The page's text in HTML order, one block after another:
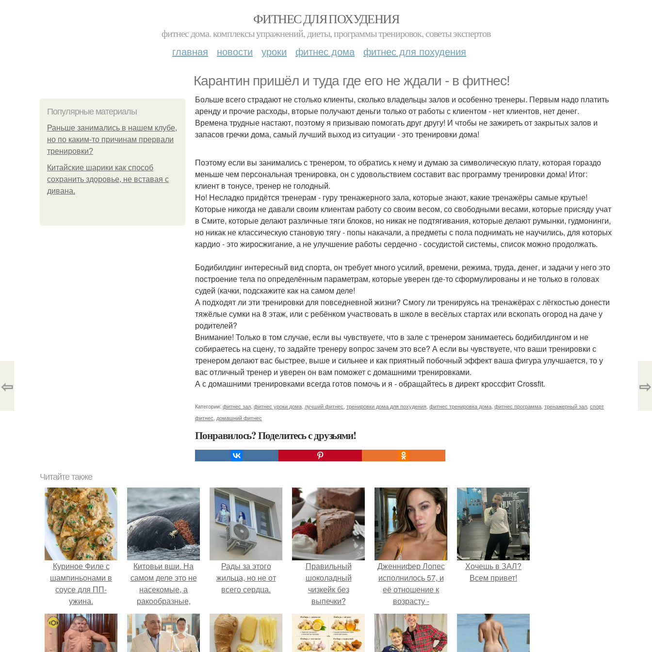
ФИТНЕС ДЛЯ ПОХУДЕНИЯ
фитнес дома. комплексы упражнений, диеты, программы тренировок, советы экспертов
главная новости уроки фитнес дома фитнес для похудения
Карантин пришёл и туда где его не ждали - в фитнес!
Популярные материалы
Раньше занимались в нашем клубе,
но по каким-то причинам прервали
тренировки?
Китайские шарики как способ
сохранить здоровье, не вставая с
дивана.
Больше всего страдают не столько клиенты, сколько владельцы залов и особенно тренеры. Первым надо платить
аренду и прочие расходы, вторые получают деньги только от работы с клиентом - нет клиентов, нет денег.
Времена трудные настают, поэтому я призываю помогать друг другу! И чтобы не зажиреть от закрытых залов и
запасов гречки дома, самый лучший выход из ситуации - это тренировки дома!
Поэтому если вы занимались с тренером, то обратись к нему и думаю за символическую плату, которая гораздо
меньше чем персональная тренировка, он с удовольствием составит вас программу тренировки дома! Итог:
клиент в тонусе, тренер не голодный.
Но! Несладко придётся тренерам - гуру тренажерного зала, которые знают, какие тренажёры самые крутые!
Которые никогда не давали своим клиентам работу со своим весом, со свободными весами, которые присяду учат
в Смите, которые делают различные тяги блоков, но никак не подтягивания, которые делают румынки, гудмонинги,
но никак не классическую становую тягу - попы накачали, а предметы с пола поднимать не научились, для которых
кардио - это жиросжигание, а не улучшение работы сердечно - сосудистой системы, список можно продолжать.
Бодибилдинг интересный вид спорта, он требует много усилий, времени, режима, труда, денег, и задачи у него это
построение тела по определённым параметрам, которые уверен где-то сформулированы и не только в головах
судей (качки, подскажите как на самом деле!
А подходят ли эти тренировки для повседневной жизни? Смогу ли тренируясь на тренажёрах с лёгкостью донести
тяжёлые сумки на 8 этаж, или с ребёнком участвовать в школе в весёлых стартах или вскопать огород на даче у
родителей?
Внимание! Только в том случае, если вы чувствуете, что в зале с тренером занимаетесь бодибилдингом и не
собираетесь на сцену, то задайте тренеру вопрос зачем это все? А если вы чувствуете, что ваши тренировки с
тренером делают вас быстрее, выше и сильнее и как приятный побочный эффект ваша фигура улучшается, то у
вас отличный тренер и уверен он вам поможет с домашними тренировками.
А с домашними тренировками всегда готов помочь и я - обращайтесь в директ кроссфит Crossfit.
Категории: фитнес зал фитнес уроки дома лучший фитнес тренировки дома для похудения фитнес тренировка дома фитнес программа тренажерный зал спорт
фитнес домашний фитнес
Понравилось? Поделитесь с друзьями!
⇦ ⇨
Читайте также
Куриное Филе с
шампиньонами в
соусе для ПП-
ужина.
Китовьи вши. На
самом деле это не
насекомые, а
ракообразные,
относящиеся к
бокоплавам.
Рады за этого
жильца, но не от
всего сердца.
Правильный
шоколадный
чизкейк без
выпечки?
Дженнифер Лопес
исполнилось 57, и
её отношение к
возрасту -
настоящий
манифест
уверенности: "не
говорите, что я
Хочешь в ЗАЛ?
Всем привет!